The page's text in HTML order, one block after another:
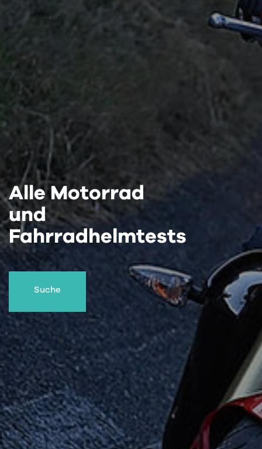
Alle Motorrad
und
Fahrradhelmtests
Suche